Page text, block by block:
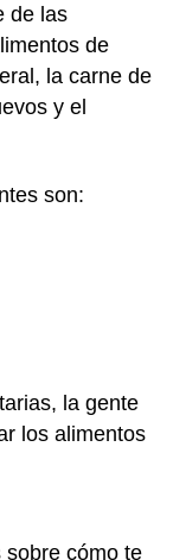
de las
de
la carne de
y el
son:
la gente
los alimentos
sobre cómo te